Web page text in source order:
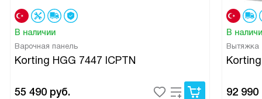
В наличии
Варочная панель
Korting HGG 7447 ICPTN
55 490 руб.
В
Вытяжка
92 990